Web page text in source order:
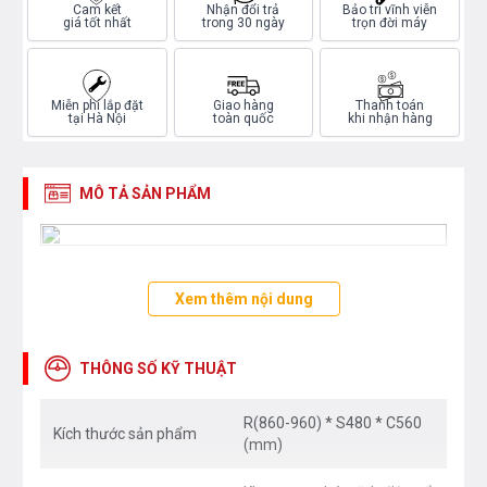
Cam kết
giá tốt nhất
Nhận đổi trả
trong 30 ngày
Bảo trì vĩnh viễn
trọn đời máy
Miễn phí lắp đặt
tại Hà Nội
Giao hàng
toàn quốc
Thanh toán
khi nhận hàng
MÔ TẢ SẢN PHẨM
Xem thêm nội dung
THÔNG SỐ KỸ THUẬT
Kích thước sản phẩm
R(860-960) * S480 * C560
(mm)